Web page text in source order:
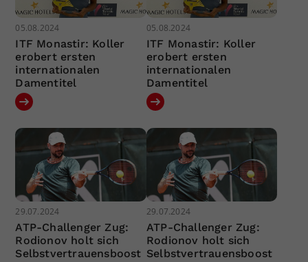
05.08.2024
ITF Monastir: Koller
erobert ersten
internationalen
Damentitel
05.08.2024
ITF Monastir: Koller
erobert ersten
internationalen
Damentitel
29.07.2024
ATP-Challenger Zug:
Rodionov holt sich
Selbstvertrauensboost
29.07.2024
ATP-Challenger Zug:
Rodionov holt sich
Selbstvertrauensboost